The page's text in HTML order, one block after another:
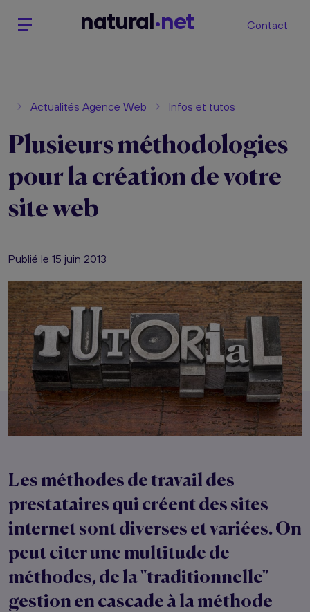
natural net Contact
Actualités Agence Web Infos et tutos
Plusieurs méthodologies
pour la création de votre
site web
Publié le 15 juin 2013
Les méthodes de travail des
prestataires qui créent des sites
internet sont diverses et variées. On
peut citer une multitude de
méthodes, de la "traditionnelle"
gestion en cascade à laméthode